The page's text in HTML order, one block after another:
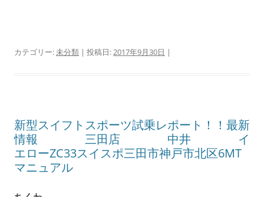
カテゴリー:未分類 | 投稿日:2017年9月30日 |
新型スイフトスポーツ試乗レポート！！最新
情報 三田店 中井 イ
エローZC33スイスポ三田市神戸市北区6MT
マニュアル